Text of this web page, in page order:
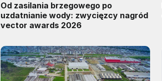
Od zasilania brzegowego po
uzdatnianie wody: zwycięzcy nagród
vector awards 2026